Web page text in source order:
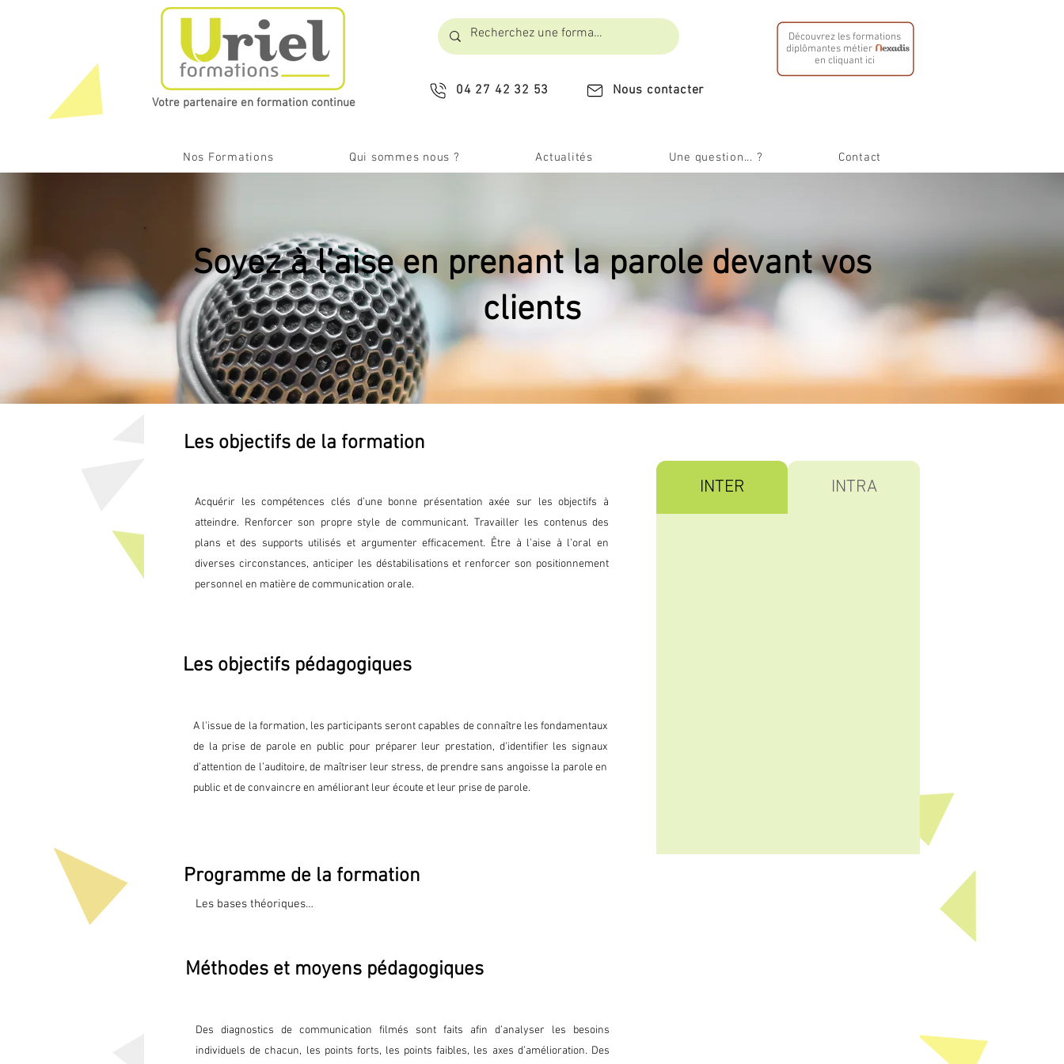
Votre partenaire en formation continue​​
04 27 42 32 53 Nous contacter
Découvrez les formations
diplômantes métier
en cliquant ici
Nos Formations Qui sommes nous ? Actualités Une question... ? Contact
Soyez à l’aise en prenant la parole devant vos
clients
Les objectifs de la formation
Acquérir les compétences clés d’une bonne présentation axée sur les objectifs à
atteindre. Renforcer son propre style de communicant. Travailler les contenus des
plans et des supports utilisés et argumenter efficacement. Être à l’aise à l’oral en
diverses circonstances, anticiper les déstabilisations et renforcer son positionnement
personnel en matière de communication orale.
Les objectifs pédagogiques
A l'issue de la formation, les participants seront capables de connaître les fondamentaux
de la prise de parole en public pour préparer leur prestation, d'identifier les signaux
d’attention de l’auditoire, de maîtriser leur stress, de prendre sans angoisse la parole en
public et de convaincre en améliorant leur écoute et leur prise de parole.
Programme de la formation
Les bases théoriques
Les règles pour atténuer son trac : les foyers d’incertitude
Le public : inconnu (se le rendre familier) ou connu (le faire réagir)
Méthodes et moyens pédagogiques
Des diagnostics de communication filmés sont faits afin d’analyser les besoins
individuels de chacun, les points forts, les points faibles, les axes d’amélioration. Des
INTER INTRA